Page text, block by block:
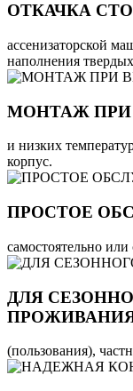
ОТКАЧКА
ассенизаторской
наполнения
МОНТАЖ
и низких
корпус.
ПРОСТОЕ
самостоятельно
ДЛЯ
(пользования),